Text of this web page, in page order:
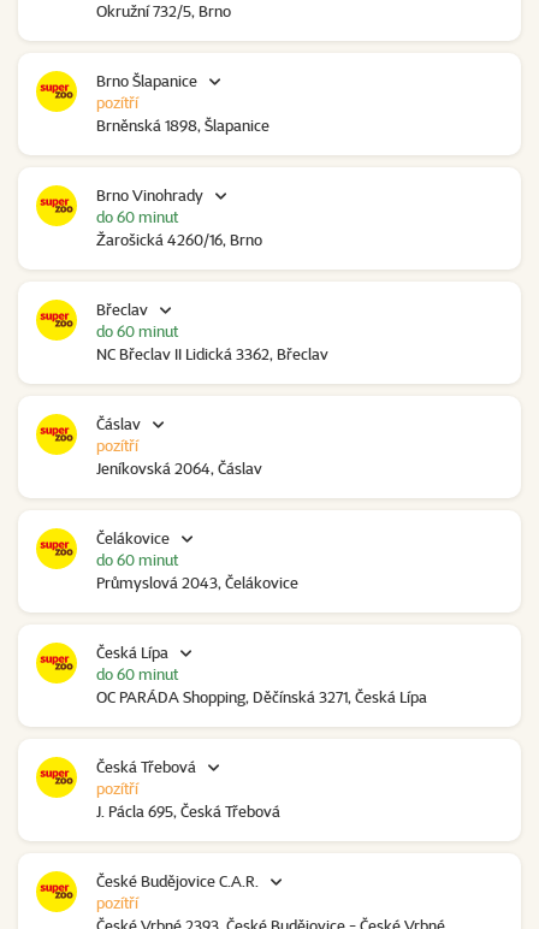
Okružní 732/5, Brno
Brno Šlapanice
Brněnská 1898, Šlapanice
pozítří
Brno Vinohrady
Žarošická 4260/16, Brno
do 60 minut
Břeclav
NC Břeclav II Lidická 3362, Břeclav
do 60 minut
Čáslav
Jeníkovská 2064, Čáslav
pozítří
Čelákovice
Průmyslová 2043, Čelákovice
do 60 minut
Česká Lípa
OC PARÁDA Shopping, Děčínská 3271, Česká Lípa
do 60 minut
Česká Třebová
J. Pácla 695, Česká Třebová
pozítří
České Budějovice C.A.R.
pozítří